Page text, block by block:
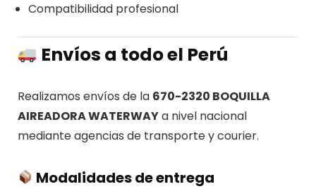
Compatibilidad profesional
Envíos a todo el Perú
Realizamos envíos de la 670-2320 BOQUILLA
AIREADORA WATERWAYa nivel nacional
mediante agencias de transporte y courier.
Modalidades de entrega